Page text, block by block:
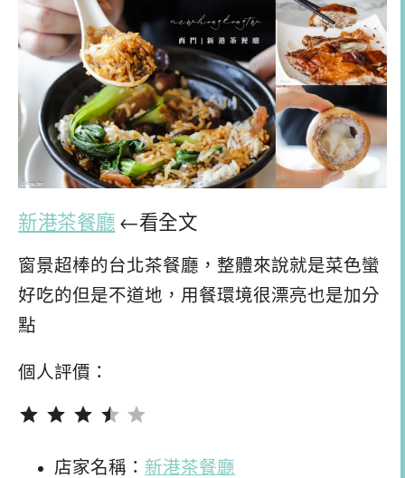
新港茶餐廳 ←看全文
窗景超棒的台北茶餐廳，整體來說就是菜色蠻
好吃的但是不道地，用餐環境很漂亮也是加分
點
個人評價：
店家名稱： 新港茶餐廳